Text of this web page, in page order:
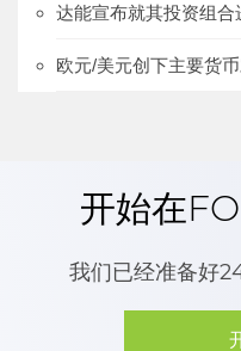
达能宣布就其投资组合
欧元/美元创下主要货
开始在
我们已经准备好